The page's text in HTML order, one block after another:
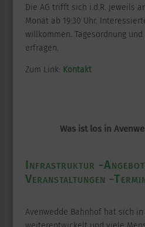
Die AG trifft sich i.d.R. jeweils
Monat ab 19:30 Uhr.
willkommen. Tagesordnung
erfragen.
Zum Link: Kontakt
Was ist los in
Infrastruktur -
Veranstaltungen -
Avenwedde Bahnhof hat sich